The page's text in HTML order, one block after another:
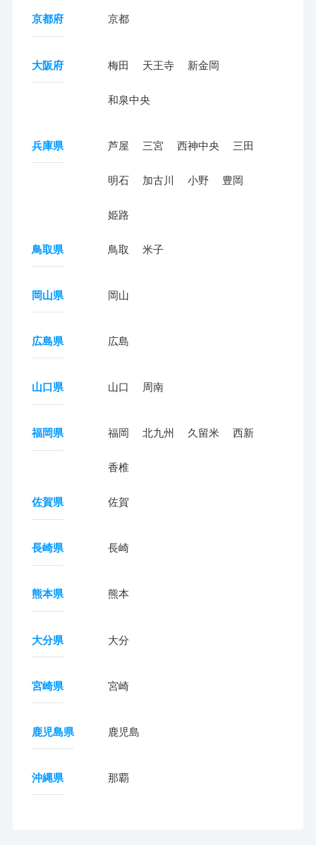
京都府 京都
大阪府 梅田 天王寺 新金岡
和泉中央
兵庫県 芦屋 三宮 西神中央 三田
明石 加古川 小野 豊岡
姫路
鳥取県 鳥取 米子
岡山県 岡山
広島県 広島
山口県 山口 周南
福岡県 福岡 北九州 久留米 西新
香椎
佐賀県 佐賀
長崎県 長崎
熊本県 熊本
大分県 大分
宮崎県 宮崎
鹿児島県 鹿児島
沖縄県 那覇